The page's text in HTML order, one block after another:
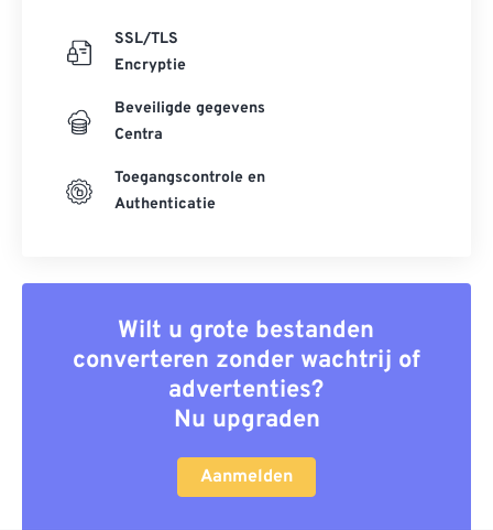
SSL/TLS
Encryptie
Beveiligde gegevens
Centra
Toegangscontrole en
Authenticatie
Wilt u grote bestanden
converteren zonder wachtrij of
advertenties?
Nu upgraden
Aanmelden